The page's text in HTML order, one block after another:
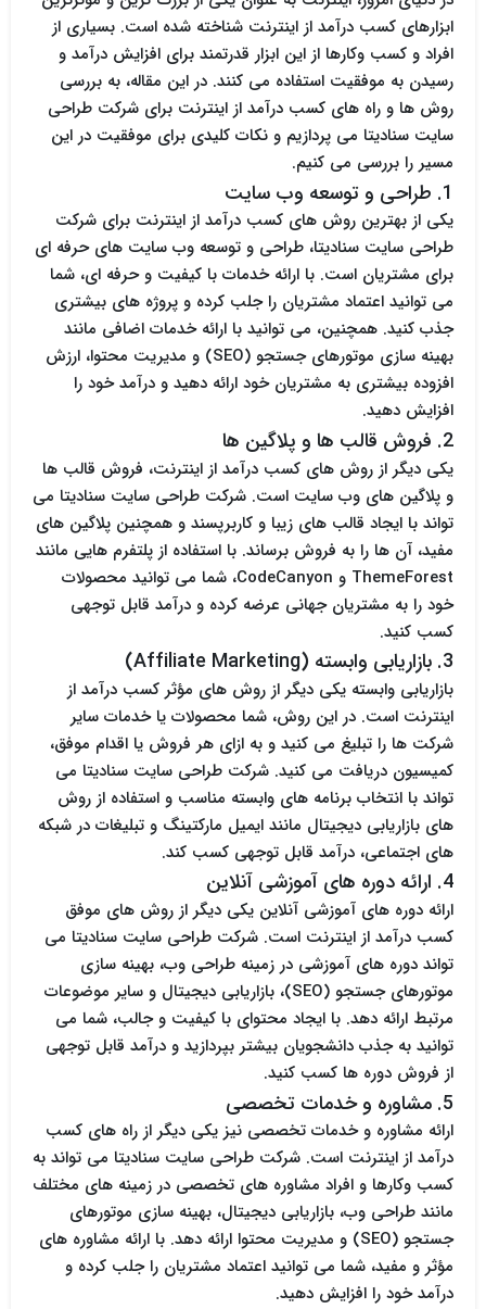
ابزارهای کسب درآمد از اینترنت شناخته شده است. بسیاری از
افراد و کسب وکارها از این ابزار قدرتمند برای افزایش درآمد و
رسیدن به موفقیت استفاده می کنند. در این مقاله، به بررسی
روش ها و راه های کسب درآمد از اینترنت برای شرکت طراحی
سایت سنادیتا می پردازیم و نکات کلیدی برای موفقیت در این
مسیر را بررسی می کنیم.
1. طراحی و توسعه وب سایت
یکی از بهترین روش های کسب درآمد از اینترنت برای شرکت
طراحی سایت سنادیتا، طراحی و توسعه وب سایت های حرفه ای
برای مشتریان است. با ارائه خدمات با کیفیت و حرفه ای، شما
می توانید اعتماد مشتریان را جلب کرده و پروژه های بیشتری
جذب کنید. همچنین، می توانید با ارائه خدمات اضافی مانند
بهینه سازی موتورهای جستجو (SEO) و مدیریت محتوا، ارزش
افزوده بیشتری به مشتریان خود ارائه دهید و درآمد خود را
افزایش دهید.
2. فروش قالب ها و پلاگین ها
یکی دیگر از روش های کسب درآمد از اینترنت، فروش قالب ها
و پلاگین های وب سایت است. شرکت طراحی سایت سنادیتا می
تواند با ایجاد قالب های زیبا و کاربرپسند و همچنین پلاگین های
مفید، آن ها را به فروش برساند. با استفاده از پلتفرم هایی مانند
ThemeForest و CodeCanyon، شما می توانید محصولات
خود را به مشتریان جهانی عرضه کرده و درآمد قابل توجهی
کسب کنید.
3. بازاریابی وابسته (Affiliate Marketing)
بازاریابی وابسته یکی دیگر از روش های مؤثر کسب درآمد از
اینترنت است. در این روش، شما محصولات یا خدمات سایر
شرکت ها را تبلیغ می کنید و به ازای هر فروش یا اقدام موفق،
کمیسیون دریافت می کنید. شرکت طراحی سایت سنادیتا می
تواند با انتخاب برنامه های وابسته مناسب و استفاده از روش
های بازاریابی دیجیتال مانند ایمیل مارکتینگ و تبلیغات در شبکه
های اجتماعی، درآمد قابل توجهی کسب کند.
4. ارائه دوره های آموزشی آنلاین
ارائه دوره های آموزشی آنلاین یکی دیگر از روش های موفق
کسب درآمد از اینترنت است. شرکت طراحی سایت سنادیتا می
تواند دوره های آموزشی در زمینه طراحی وب، بهینه سازی
موتورهای جستجو (SEO)، بازاریابی دیجیتال و سایر موضوعات
مرتبط ارائه دهد. با ایجاد محتوای با کیفیت و جالب، شما می
توانید به جذب دانشجویان بیشتر بپردازید و درآمد قابل توجهی
از فروش دوره ها کسب کنید.
5. مشاوره و خدمات تخصصی
ارائه مشاوره و خدمات تخصصی نیز یکی دیگر از راه های کسب
درآمد از اینترنت است. شرکت طراحی سایت سنادیتا می تواند به
کسب وکارها و افراد مشاوره های تخصصی در زمینه های مختلف
مانند طراحی وب، بازاریابی دیجیتال، بهینه سازی موتورهای
جستجو (SEO) و مدیریت محتوا ارائه دهد. با ارائه مشاوره های
مؤثر و مفید، شما می توانید اعتماد مشتریان را جلب کرده و
درآمد خود را افزایش دهید.